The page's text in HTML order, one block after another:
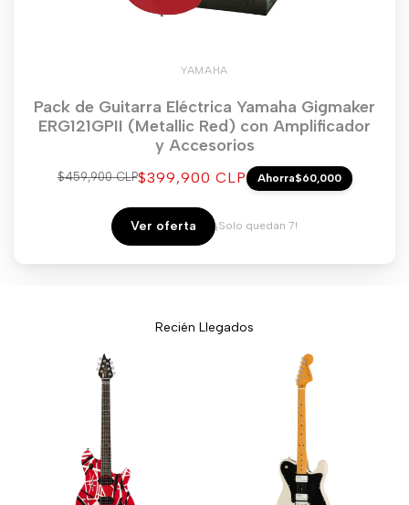
YAMAHA
Pack de Guitarra Eléctrica Yamaha Gigmaker
ERG121GPII (Metallic Red) con Amplificador
y Accesorios
Precio
$459,900 CLPPrecio
venta
$399,900 CLP Ahorra$60,000
Ver oferta ¡Solo quedan 7!
Recién Llegados